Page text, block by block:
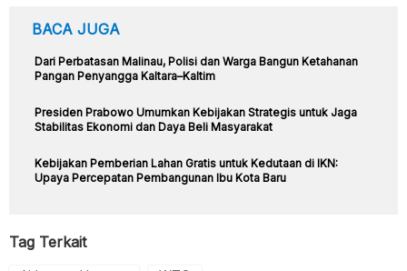
BACA JUGA
Dari Perbatasan Malinau, Polisi dan Warga Bangun Ketahanan
Pangan Penyangga Kaltara–Kaltim
Presiden Prabowo Umumkan Kebijakan Strategis untuk Jaga
Stabilitas Ekonomi dan Daya Beli Masyarakat
Kebijakan Pemberian Lahan Gratis untuk Kedutaan di IKN:
Upaya Percepatan Pembangunan Ibu Kota Baru
Tag Terkait